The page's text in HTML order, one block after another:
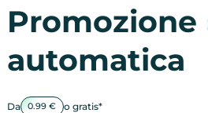
Promozione
automatica
Da 0.99 € o gratis*